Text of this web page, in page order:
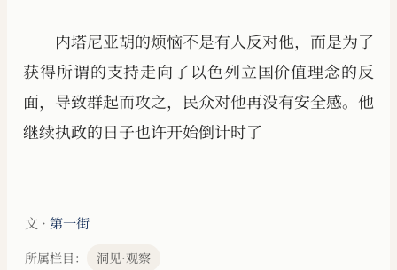
内塔尼亚胡的烦恼不是有人反对他，而是为了
获得所谓的支持走向了以色列立国价值理念的反
面，导致群起而攻之，民众对他再没有安全感。他
继续执政的日子也许开始倒计时了
文 · 第一街
所属栏目： 洞见·观察